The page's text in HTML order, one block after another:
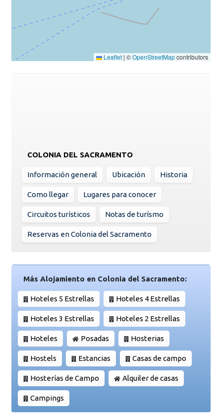
Leaflet | ©OpenStreetMapcontributors
COLONIA DEL SACRAMENTO
Información general Ubicación Historia
Como llegar Lugares para conocer
Circuitos turísticos Notas de turísmo
Reservas en Colonia del Sacramento
Más Alojamiento en Colonia del Sacramento:
Hoteles 5 Estrellas Hoteles 4 Estrellas
Hoteles 3 Estrellas Hoteles 2 Estrellas
Hoteles Posadas Hosterias
Hostels Estancias Casas de campo
Hosterías de Campo Alquiler de casas
Campings